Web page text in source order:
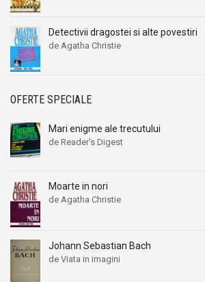
Detectivii dragostei si alte povestiri
de Agatha Christie
OFERTE SPECIALE
Mari enigme ale trecutului
de Reader's Digest
Moarte in nori
de Agatha Christie
Johann Sebastian Bach
de Viata in imagini